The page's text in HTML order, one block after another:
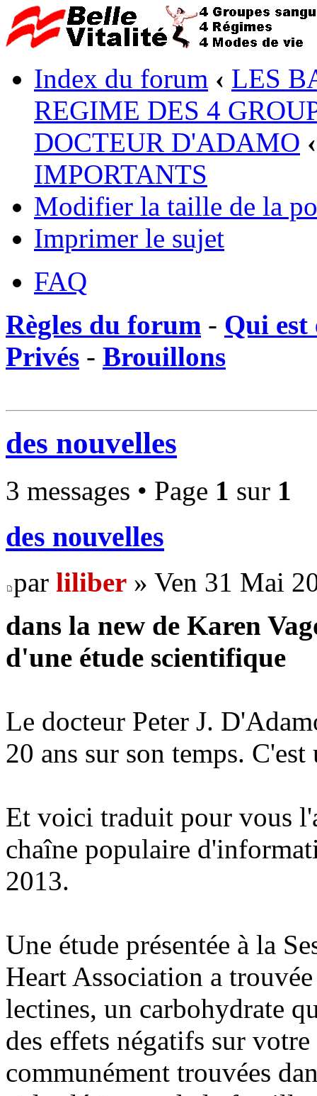
Index du forum ‹ LES
REGIME DES 4
DOCTEUR D'ADAMO ‹
IMPORTANTS
Modifier la taille de la
Imprimer le sujet
FAQ
Règles du forum - Qui est
Privés - Brouillons
des nouvelles
3 messages • Page 1 sur 1
des nouvelles
par liliber » Ven 31 Mai
dans la new de Karen
d'une étude scientifique
Le docteur Peter J.
20 ans sur son temps.
Et voici traduit pour vous
chaîne populaire
2013.
Une étude présentée à la
Heart Association a
lectines, un carbohydrate
des effets négatifs sur
communément trouvées